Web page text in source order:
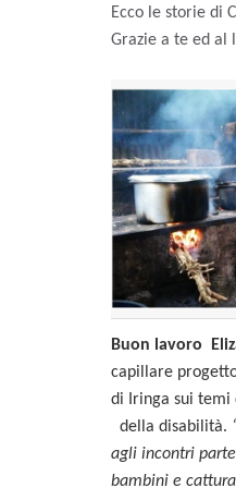
Ecco le storie di
Grazie a te ed al
Buon lavoro
capillare
di Iringa sui temi
della disabilità.
agli incontri
bambini e